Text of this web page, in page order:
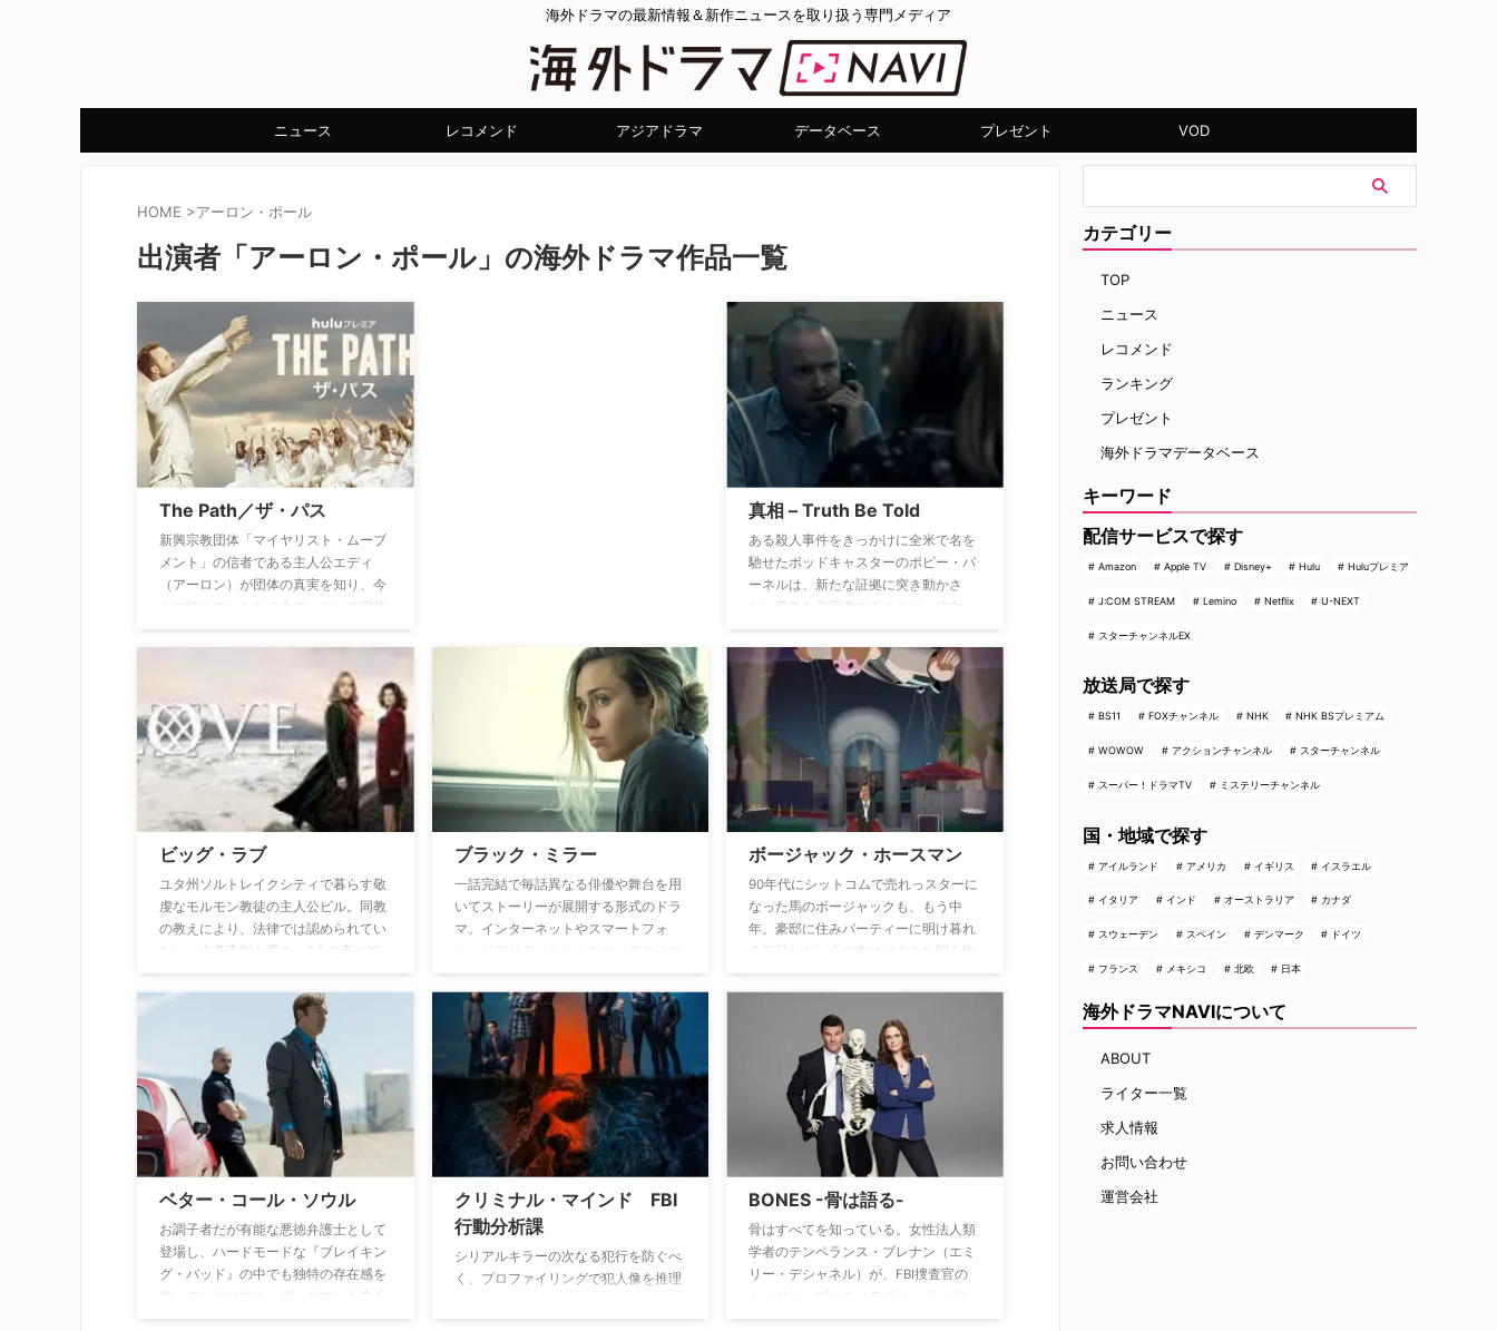
海外ドラマの最新情報＆新作ニュースを取り扱う専門メディア
ニュース レコメンド アジアドラマ データベース プレゼント VOD
HOME >アーロン・ポール
出演者「アーロン・ポール」の海外ドラマ作品一覧
The Path／ザ・パス
新興宗教団体「マイヤリスト・ムーブ
メント」の信者である主人公エディ
（アーロン）が団体の真実を知り、今
まで信じていたもの全て、そして家族
真相 – Truth Be Told
ある殺人事件をきっかけに全米で名を
馳せたポッドキャスターのポピー・パ
ーネルは、新たな証拠に突き動かさ
れ、事件を再調査することに。彼女
所送りになったかもしれない男と対面
する。
ビッグ・ラブ
ユタ州ソルトレイクシティで暮らす敬
虔なモルモン教徒の主人公ビル。同教
の教えにより、法律では認められてい
ない一夫多妻制を貫き、3人の妻と彼
緒に奇妙な生活を送る彼の奮闘を描い
ブラック・ミラー
一話完結で毎話異なる俳優や舞台を用
いてストーリーが展開する形式のドラ
マ。インターネットやスマートフォ
に及ぼす影響をテーマに据えて、現代
人の感覚にマッチした鮮烈な近未来ス
トーリーを描く。
ボージャック・ホースマン
90年代にシットコムで売れっスターに
なった馬のボージャックも、もう中
年。豪邸に住みパーティーに明け暮れ
る毎日だが、心の中には大きな闇を抱
と、ゴーストライターを雇い自身の暴
露本を出版することに決めるが…。
ベター・コール・ソウル
お調子者だが有能な悪徳弁護士として
登場し、ハードモードな『ブレイキン
グ・バッド』の中でも独特の存在感を
放っていたソウル・グッドマンを主人
クリミナル・マインド FBI
行動分析課
シリアルキラーの次なる犯行を防ぐべ
く、プロファイリングで犯人像を推理
BONES -骨は語る-
骨はすべてを知っている。女性法人類
学者のテンペランス・ブレナン（エミ
リー・デシャネル）が、FBI捜査官の
シーリー・ブース（デヴィッド・ボレ
カテゴリー
TOP
ニュース
レコメンド
ランキング
プレゼント
海外ドラマデータベース
キーワード
配信サービスで探す
Amazon Apple TV Disney+ Hulu Huluプレミア
J:COM STREAM Lemino Netflix U-NEXT
スターチャンネルEX
放送局で探す
BS11 FOXチャンネル NHK NHK BSプレミアム
WOWOW アクションチャンネル スターチャンネル
スーパー！ドラマTV ミステリーチャンネル
国・地域で探す
アイルランド アメリカ イギリス イスラエル
イタリア インド オーストラリア カナダ
スウェーデン スペイン デンマーク ドイツ
フランス メキシコ 北欧 日本
海外ドラマNAVIについて
ABOUT
ライター一覧
求人情報
お問い合わせ
運営会社